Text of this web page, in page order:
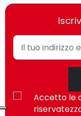
Fattore di
connettore 2
Accetto le